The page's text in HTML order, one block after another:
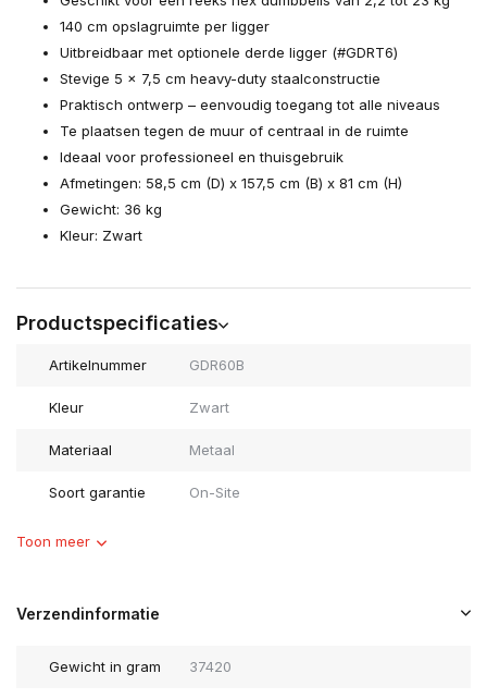
140 cm opslagruimte per ligger
Uitbreidbaar met optionele derde ligger (#GDRT6)
Stevige 5 x 7,5 cm heavy-duty staalconstructie
Praktisch ontwerp – eenvoudig toegang tot alle niveaus
Te plaatsen tegen de muur of centraal in de ruimte
Ideaal voor professioneel en thuisgebruik
Afmetingen: 58,5 cm (D) x 157,5 cm (B) x 81 cm (H)
Gewicht: 36 kg
Kleur: Zwart
Productspecificaties
Artikelnummer GDR60B
Kleur Zwart
Materiaal Metaal
Soort garantie On-Site
Toon meer
Verzendinformatie
Gewicht in gram 37420